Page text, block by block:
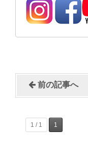
前の記事へ
1 / 1 1